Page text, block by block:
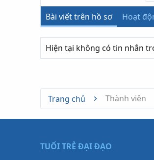
Bài viết trên hồ sơ Hoạt
Hiện tại không có tin nhắn
Trang chủ Thành viên
TUỔI TRẺ ĐẠI ĐẠO